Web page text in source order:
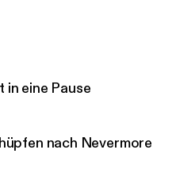
aktuelle Filme
und die neuesten News
und Serienpodcast.
Serie abtauchen
Hilfe der
in eine Pause
nach Nevermore